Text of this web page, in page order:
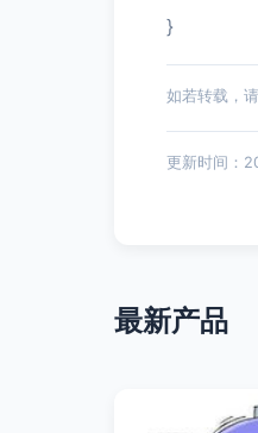
}
如若转载，
更新时间：
最新产品